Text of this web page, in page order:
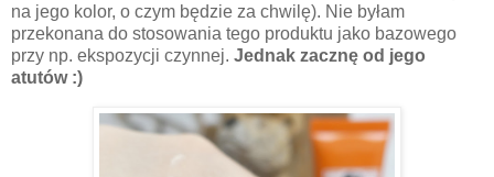
na jego kolor, o czym będzie za chwilę). Nie byłam
przekonana do stosowania tego produktu jako bazowego
przy np. ekspozycji czynnej. Jednak zacznę od jego
atutów :)